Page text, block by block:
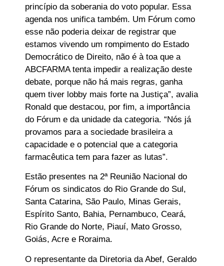
princípio da soberania do voto popular. Essa
agenda nos unifica também. Um Fórum como
esse não poderia deixar de registrar que
estamos vivendo um rompimento do Estado
Democrático de Direito, não é à toa que a
ABCFARMA tenta impedir a realização deste
debate, porque não há mais regras, ganha
quem tiver lobby mais forte na Justiça”, avalia
Ronald que destacou, por fim, a importância
do Fórum e da unidade da categoria. “Nós já
provamos para a sociedade brasileira a
capacidade e o potencial que a categoria
farmacêutica tem para fazer as lutas”.
Estão presentes na 2ª Reunião Nacional do
Fórum os sindicatos do Rio Grande do Sul,
Santa Catarina, São Paulo, Minas Gerais,
Espírito Santo, Bahia, Pernambuco, Ceará,
Rio Grande do Norte, Piauí, Mato Grosso,
Goiás, Acre e Roraima.
O representante da Diretoria da Abef, Geraldo